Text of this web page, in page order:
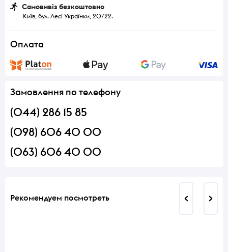
Самовивіз безкоштовно
Київ, бул. Лесі Українки, 20/22.
Оплата
Замовлення по телефону
(044) 286 15 85
(098) 606 40 00
(063) 606 40 00
Рекомендуем посмотреть